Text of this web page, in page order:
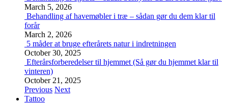
March 5, 2026
Behandling af havemøbler i træ – sådan gør du dem klar til
forår
March 2, 2026
5 måder at bruge efterårets natur i indretningen
October 30, 2025
Efterårsforberedelser til hjemmet (Så gør du hjemmet klar til
vinteren)
October 21, 2025
Previous Next
Tattoo